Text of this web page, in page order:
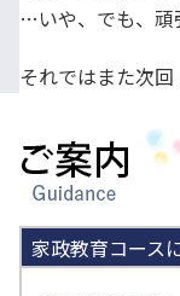
…いや、でも、頑
それではまた次回
ご案内
家政教育コース